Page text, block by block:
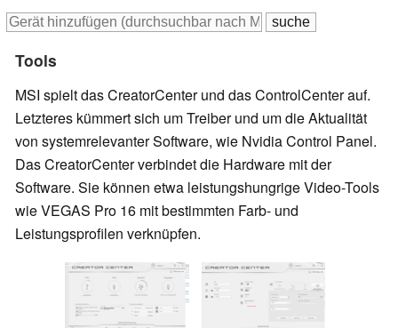
Tools
MSI spielt das CreatorCenter und das ControlCenter auf.
Letzteres kümmert sich um Treiber und um die Aktualität
von systemrelevanter Software, wie Nvidia Control Panel.
Das CreatorCenter verbindet die Hardware mit der
Software. Sie können etwa leistungshungrige Video-Tools
wie VEGAS Pro 16 mit bestimmten Farb- und
Leistungsprofilen verknüpfen.